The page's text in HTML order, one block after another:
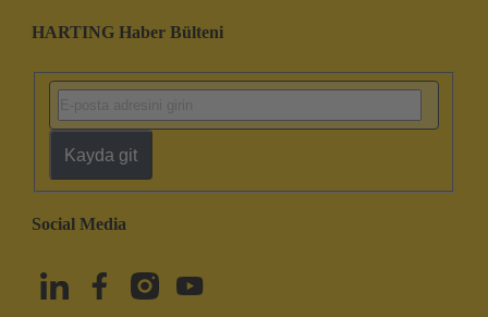
HARTING Haber Bülteni
Kayda git
Social Media